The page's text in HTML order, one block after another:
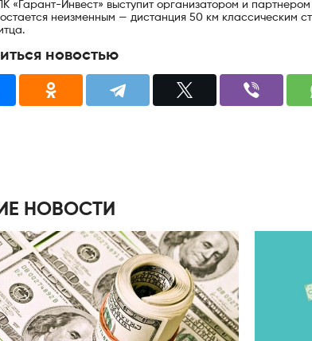
«Гарант-Инвест» выступит организатором и
неизменным — дистанция 50 км классическим
новостью
НОВОСТИ